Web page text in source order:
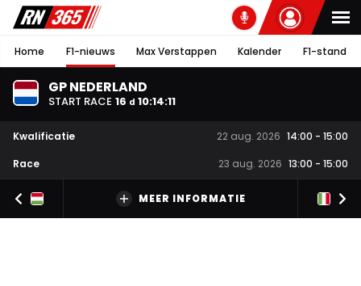
Home F1-nieuws Max Verstappen Kalender F1-stand
GP NEDERLAND
START RACE 16 d 10:14:11
Kwalificatie 22 aug. 2026 14:00 - 15:00
Race
23 aug. 2026 13:00 - 15:00
MEER INFORMATIE